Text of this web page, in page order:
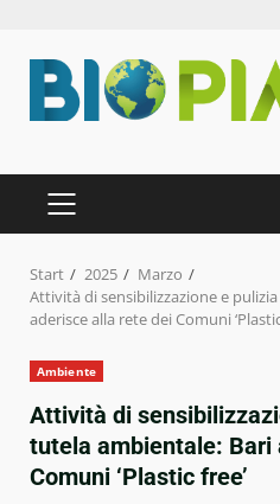
Inhalt
springen
PRIMÄRES
MENÜ
Start 2025
Marzo
Attività di sensibilizzazione e
aderisce alla rete dei Comuni
Ambiente
Attività di
tutela ambientale: Bari
Comuni ‘Plastic free’